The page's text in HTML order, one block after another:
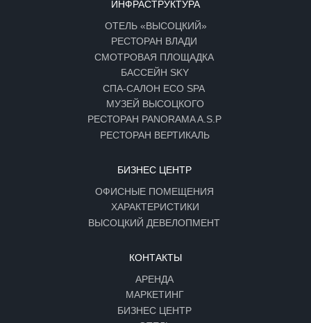
АВТОМОЙКА
О КОМПАНИИ
ПОЛИТИКА КОНФИДЕНЦИАЛЬНОСТИ
СОГЛАСИЕ НА ОБРАБОТКУ ПЕРСОНАЛЬНЫХ ДАННЫХ